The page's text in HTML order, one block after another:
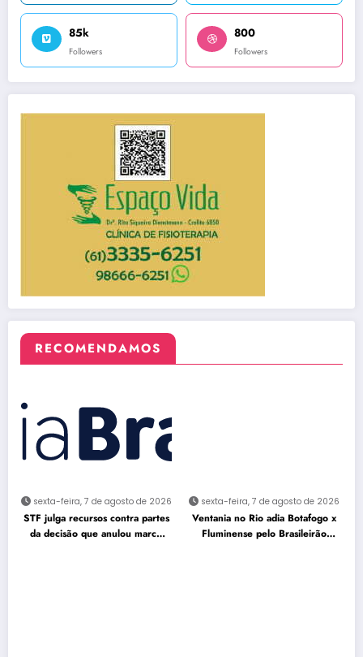
85k
Followers
800
Followers
RECOMENDAMOS
sexta-feira, 7 de agosto de 2026
STF julga recursos contra partes
da decisão que anulou marco
sexta-feira, 7 de agosto de 2026
Ventania no Rio adia Botafogo x
Fluminense pelo Brasileirão